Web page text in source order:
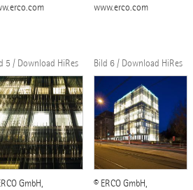
www.erco.com
5 / Download HiRes
GmbH,
Bild 6 / Download HiRes
© ERCO GmbH,